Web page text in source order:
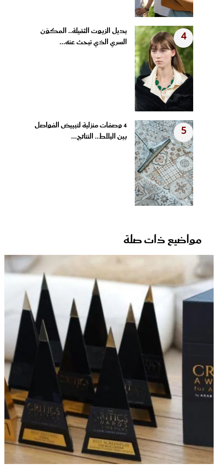
4
بديل الزيوت الثقيلة.. المكوّن
السري الذي تبحث عنه...
5
4 وصفات منزلية لتبييض الفواصل
بين البلاط.. النتائج...
مواضيع ذات صلة